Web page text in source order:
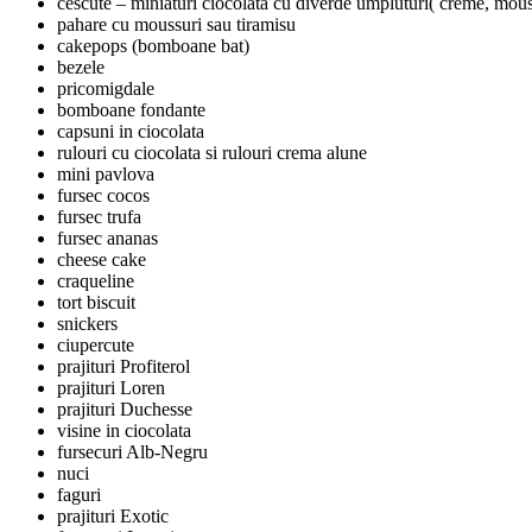
pahare cu moussuri sau tiramisu
cakepops (bomboane bat)
bezele
pricomigdale
bomboane fondante
capsuni in ciocolata
rulouri cu ciocolata si rulouri crema alune
mini pavlova
fursec cocos
fursec trufa
fursec ananas
cheese cake
craqueline
tort biscuit
snickers
ciupercute
prajituri Profiterol
prajituri Loren
prajituri Duchesse
visine in ciocolata
fursecuri Alb-Negru
nuci
faguri
prajituri Exotic